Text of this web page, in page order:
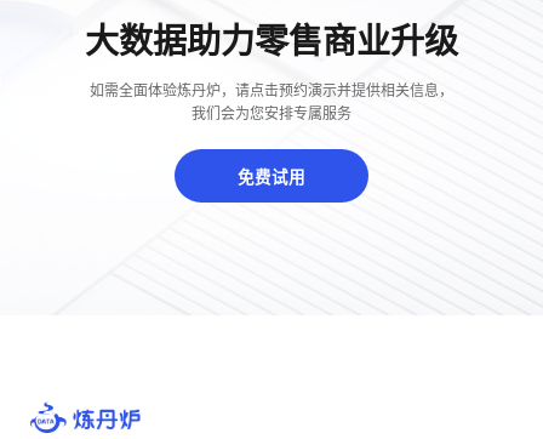
大数据助力零售商业升级
如需全面体验炼丹炉，请点击预约演示并提供相关信息，
我们会为您安排专属服务
免费试用